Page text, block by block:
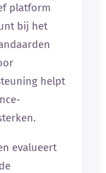
platform
bij het
helpt
evalueert